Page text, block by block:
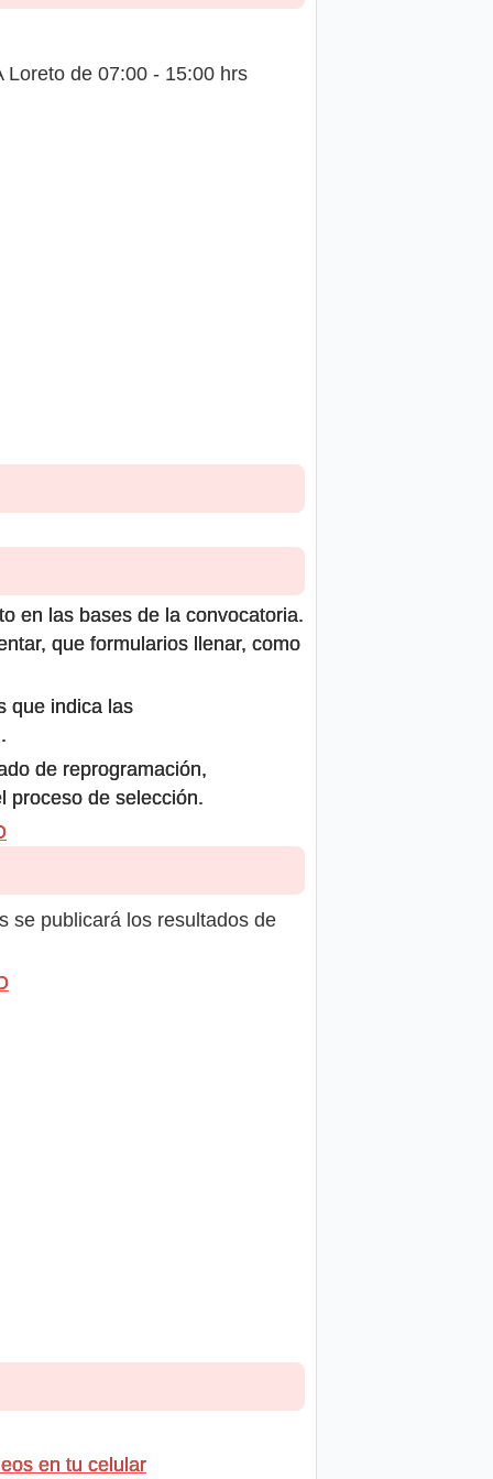
de 07:00 - 15:00 hrs
en las bases de la convocatoria.
que formularios llenar, como
que indica las
de reprogramación,
proceso de selección.
se publicará los resultados de
en tu celular